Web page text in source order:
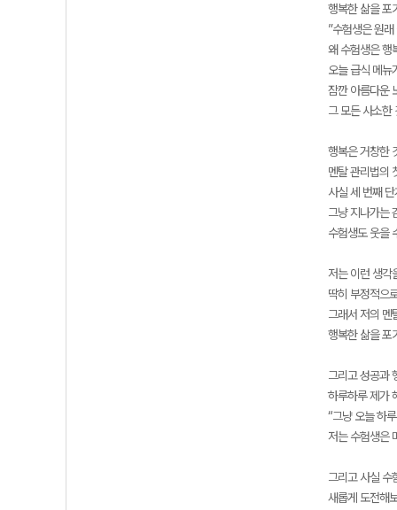
행복한 삶을 포
”수험생은 원
왜 수험생은 행
오늘 급식 메뉴
잠깐 아름다운
그 모든 사소한
행복은 거창한
멘탈 관리법의
사실 세 번째
그냥 지나가는
수험생도 웃을
저는 이런 생각
딱히 부정적으
그래서 저의 멘
행복한 삶을 포
그리고 성공과
하루하루 제가
“그냥 오늘 하
저는 수험생은
그리고 사실 수
새롭게 도전해